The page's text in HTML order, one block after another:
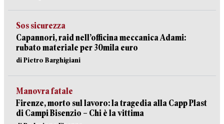
Sos sicurezza
Capannori, raid nell’officina meccanica Adami:
rubato materiale per 30mila euro
di Pietro Barghigiani
Manovra fatale
Firenze, morto sul lavoro: la tragedia alla Capp Plast
di Campi Bisenzio – Chi è la vittima